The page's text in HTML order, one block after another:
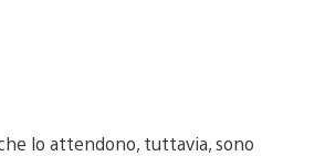
lo attendono, tuttavia, sono